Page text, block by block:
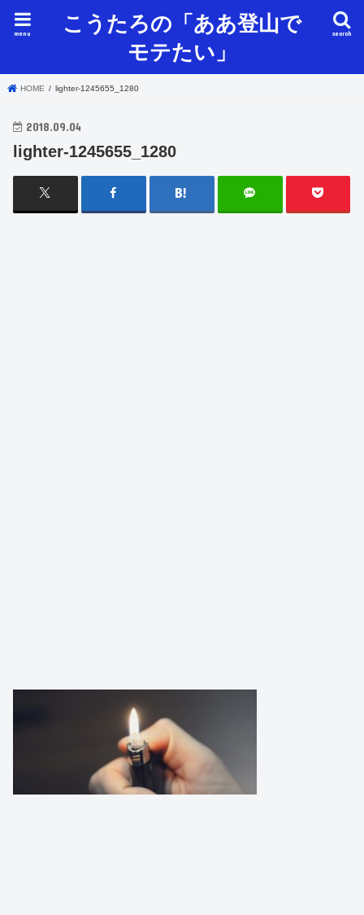
こうたろの「ああ登山で
モテたい」
search
menu
HOME lighter-1245655_1280
2018.09.04
lighter-1245655_1280